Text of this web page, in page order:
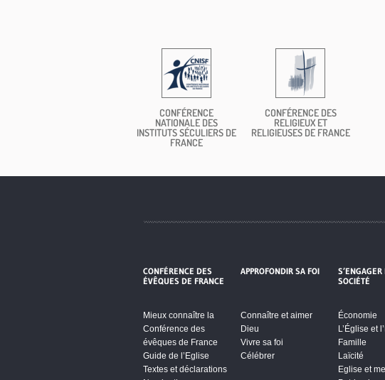
CONFÉRENCE
NATIONALE DES
INSTITUTS SÉCULIERS DE
FRANCE
CONFÉRENCE DES
RELIGIEUX ET
RELIGIEUSES DE FRANCE
CONFÉRENCE DES
ÉVÊQUES DE FRANCE
Mieux connaître la
Conférence des
évêques de France
Guide de l’Eglise
Textes et déclarations
APPROFONDIR SA FOI
Connaître et aimer
Dieu
Vivre sa foi
Célébrer
SOCIÉTÉ
Économie
L’Église et
Famille
Laïcité
Eglise et